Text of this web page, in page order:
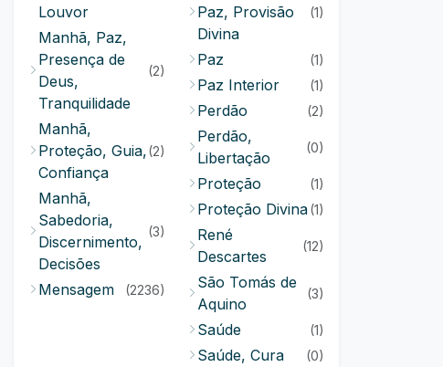
Louvor
Manhã, Paz,
Presença de
Deus,
Tranquilidade
(2)
Manhã,
Proteção, Guia,
Confiança
(2)
Manhã,
Sabedoria,
Discernimento,
Decisões
(3)
Mensagem (2236)
Paz, Provisão
Divina
(1)
Paz (1)
Paz Interior (1)
Perdão (2)
Perdão,
Libertação
(0)
Proteção (1)
Proteção Divina(1)
René
Descartes
(12)
São Tomás de
Aquino
(3)
Saúde (1)
Saúde, Cura (0)